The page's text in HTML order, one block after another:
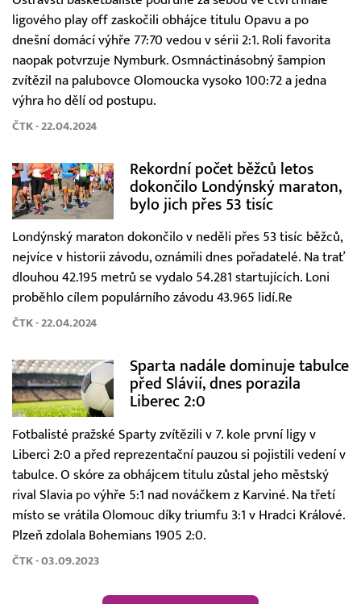
ligového play off zaskočili obhájce titulu Opavu a po
dnešní domácí výhře 77:70 vedou v sérii 2:1. Roli favorita
naopak potvrzuje Nymburk. Osmnáctinásobný šampion
zvítězil na palubovce Olomoucka vysoko 100:72 a jedna
výhra ho dělí od postupu.
ČTK - 22.04.2024
Rekordní počet běžců letos
dokončilo Londýnský maraton,
bylo jich přes 53 tisíc
Londýnský maraton dokončilo v neděli přes 53 tisíc běžců,
nejvíce v historii závodu, oznámili dnes pořadatelé. Na trať
dlouhou 42.195 metrů se vydalo 54.281 startujících. Loni
proběhlo cílem populárního závodu 43.965 lidí.Re
ČTK - 22.04.2024
Sparta nadále dominuje tabulce
před Slávií, dnes porazila
Liberec 2:0
Fotbalisté pražské Sparty zvítězili v 7. kole první ligy v
Liberci 2:0 a před reprezentační pauzou si pojistili vedení v
tabulce. O skóre za obhájcem titulu zůstal jeho městský
rival Slavia po výhře 5:1 nad nováčkem z Karviné. Na třetí
místo se vrátila Olomouc díky triumfu 3:1 v Hradci Králové.
Plzeň zdolala Bohemians 1905 2:0.
ČTK - 03.09.2023